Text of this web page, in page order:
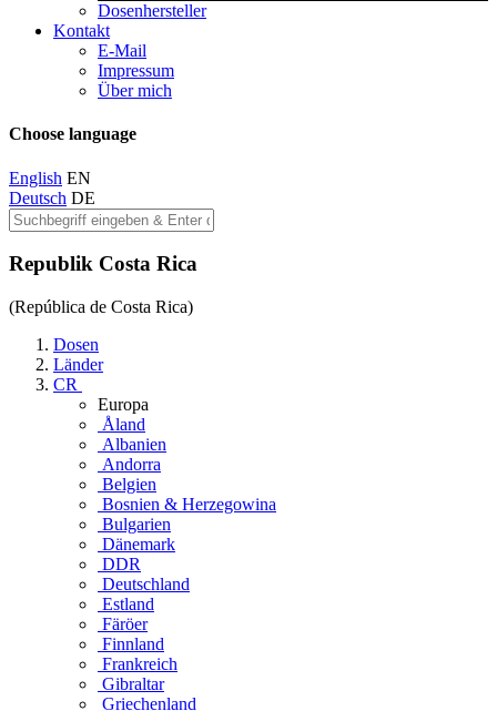
Dosenhersteller
Kontakt
E-Mail
Impressum
Über mich
Choose language
English EN
Deutsch DE
Republik Costa Rica
(República de Costa Rica)
Dosen
Länder
CR
Europa
Åland
Albanien
Andorra
Belgien
Bosnien & Herzegowina
Bulgarien
Dänemark
DDR
Deutschland
Estland
Färöer
Finnland
Frankreich
Gibraltar
Griechenland